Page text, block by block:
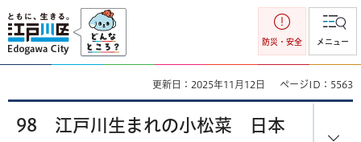
江戸川区
防災・安全 メニュー
更新日：2025年11月12日 ページID：5563
98 江戸川生まれの小松菜 日本